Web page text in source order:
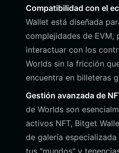
Compatibilidad con el
Wallet está diseñada
complejidades de EVM,
interactuar con los
Worlds sin la fricción
encuentra en billeteras
Gestión avanzada de
de Worlds son
activos NFT, Bitget
de galería
tus "mundos" y